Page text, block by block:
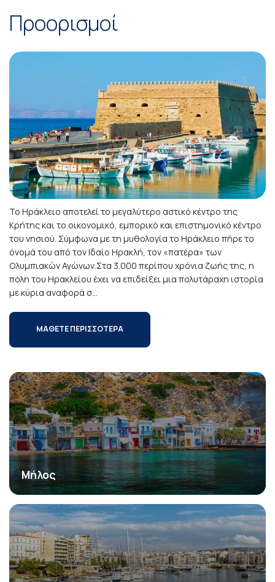
Προορισμοί
Το Ηράκλειο αποτελεί το μεγαλύτερο αστικό κέντρο της
Κρήτης και το οικονομικό, εμπορικό και επιστημονικό κέντρο
του νησιού. Σύμφωνα με τη μυθολογία το Ηράκλειο πήρε το
όνομά του από τον Ιδαίο Ηρακλή, τον «πατέρα» των
Ολυμπιακών Αγώνων.Στα 3.000 περίπου χρόνια ζωής της, η
πόλη του Ηρακλείου έχει να επιδείξει μια πολυτάραχη ιστορία
με κύρια αναφορά σ...
ΜΑΘΕΤΕ ΠΕΡΙΣΣΟΤΕΡΑ
Μήλος